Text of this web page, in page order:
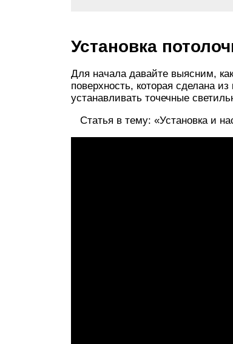
Установка
Для начала давайте выясним,
поверхность, которая сделана
устанавливать точечные
Статья в тему: «Установка и